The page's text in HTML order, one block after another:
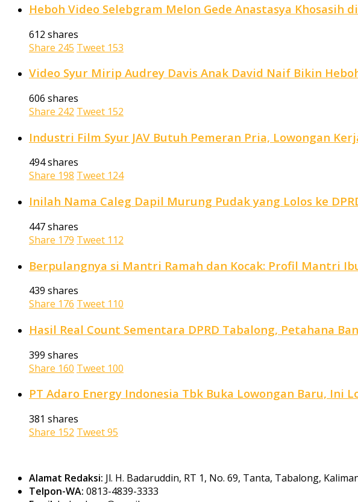
Heboh Video Selebgram Melon Gede Anastasya Khosasih
612 shares
Share 245 Tweet 153
Video Syur Mirip Audrey Davis Anak David Naif Bikin
606 shares
Share 242 Tweet 152
Industri Film Syur JAV Butuh Pemeran Pria, Lowongan
494 shares
Share 198 Tweet 124
Inilah Nama Caleg Dapil Murung Pudak yang Lolos ke
447 shares
Share 179 Tweet 112
Berpulangnya si Mantri Ramah dan Kocak: Profil Mantri
439 shares
Share 176 Tweet 110
Hasil Real Count Sementara DPRD Tabalong, Petahana
399 shares
Share 160 Tweet 100
PT Adaro Energy Indonesia Tbk Buka Lowongan Baru, Ini
381 shares
Share 152 Tweet95
Alamat Redaksi: Jl. H. Badaruddin, RT 1, No. 69, Tanta, Tabalong,
Telpon-WA: 0813-4839-3333